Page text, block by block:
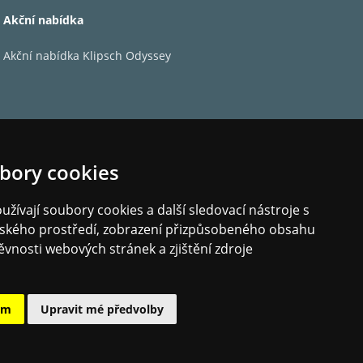
cookies
soubory cookies a další sledovací nástroje s
prostředí, zobrazení přizpůsobeného obsahu
webových stránek a zjištění zdroje
Upravit mé předvolby
CD titulů CD32 zajistí snadnější přehrávání
na USB zařízení nebo disku. Ať už zvolíte
datům.
Akční nabídka
Akční nabídka Klipsch Odyssey